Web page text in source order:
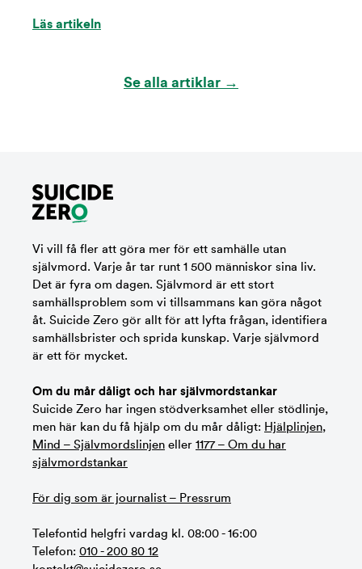
Läs artikeln
Se alla artiklar →
Vi vill få fler att göra mer för ett samhälle utan
självmord. Varje år tar runt 1 500 människor sina liv.
Det är fyra om dagen. Självmord är ett stort
samhällsproblem som vi tillsammans kan göra något
åt. Suicide Zero gör allt för att lyfta frågan, identifiera
samhällsbrister och sprida kunskap. Varje självmord
är ett för mycket.
Om du mår dåligt och har självmordstankar
Suicide Zero har ingen stödverksamhet eller stödlinje,
men här kan du få hjälp om du mår dåligt: Hjälplinjen,
Mind – Självmordslinjen eller 1177 – Om du har
självmordstankar
För dig som är journalist – Pressrum
Telefontid helgfri vardag kl. 08:00 - 16:00
Telefon: 010 - 200 80 12